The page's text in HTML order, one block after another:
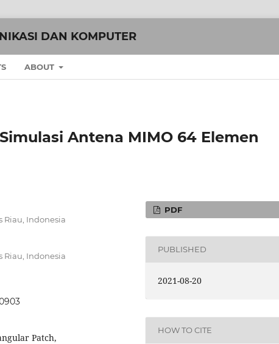
DAN KOMPUTER
ABOUT
Antena MIMO 64 Elemen
Indonesia
Indonesia
Patch,
PDF
PUBLISHED
2021-08-20
HOW TO CITE